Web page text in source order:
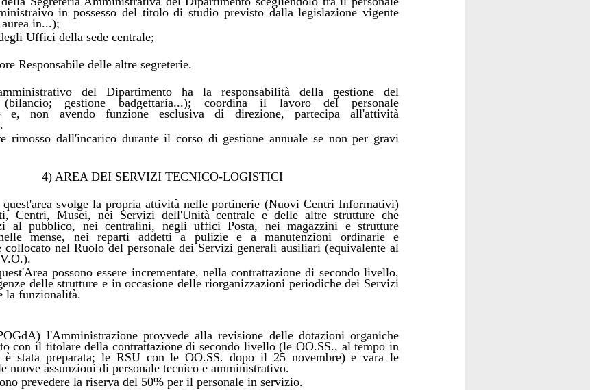
in possesso del titolo di studio previsto dalla legislazione vigente
in...);
Uffici della sede centrale;
Responsabile delle altre segreterie.
del Dipartimento ha la responsabilità della gestione del
(bilancio; gestione badgettaria...); coordina il lavoro del personale
e, non avendo funzione esclusiva di direzione, partecipa all'attività
rimosso dall'incarico durante il corso di gestione annuale se non per gravi
4) AREA DEI SERVIZI TECNICO-LOGISTICI
svolge la propria attività nelle portinerie (Nuovi Centri Informativi)
Centri, Musei, nei Servizi dell'Unità centrale e delle altre strutture che
al pubblico, nei centralini, negli uffici Posta, nei magazzini e strutture
mense, nei reparti addetti a pulizie e a manutenzioni ordinarie e
collocato nel Ruolo del personale dei Servizi generali ausiliari (equivalente al
possono essere incrementate, nella contrattazione di secondo livello,
delle strutture e in occasione delle riorganizzazioni periodiche dei Servizi
la funzionalità.
l'Amministrazione provvede alla revisione delle dotazioni organiche
con il titolare della contrattazione di secondo livello (le OO.SS., al tempo in
è stata preparata; le RSU con le OO.SS. dopo il 25 novembre) e vara le
nuove assunzioni di personale tecnico e amministrativo.
prevedere la riserva del 50% per il personale in servizio.